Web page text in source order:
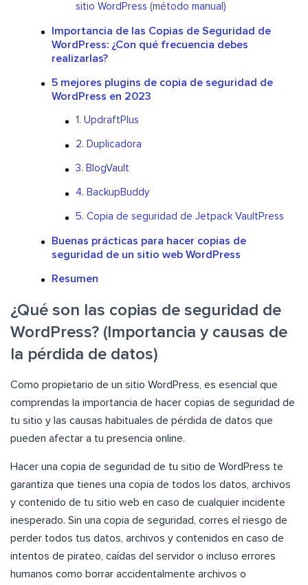
sitio WordPress (método manual)
Importancia de las Copias de Seguridad de
WordPress: ¿Con qué frecuencia debes
realizarlas?
5 mejores plugins de copia de seguridad de
WordPress en 2023
1. UpdraftPlus
2. Duplicadora
3. BlogVault
4. BackupBuddy
5. Copia de seguridad de Jetpack VaultPress
Buenas prácticas para hacer copias de
seguridad de un sitio web WordPress
Resumen
¿Qué son las copias de seguridad de
WordPress? (Importancia y causas de
la pérdida de datos)
Como propietario de un sitio WordPress, es esencial que
comprendas la importancia de hacer copias de seguridad de
tu sitio y las causas habituales de pérdida de datos que
pueden afectar a tu presencia online.
Hacer una copia de seguridad de tu sitio de WordPress te
garantiza que tienes una copia de todos los datos, archivos
y contenido de tu sitio web en caso de cualquier incidente
inesperado. Sin una copia de seguridad, corres el riesgo de
perder todos tus datos, archivos y contenidos en caso de
intentos de pirateo, caídas del servidor o incluso errores
humanos como borrar accidentalmente archivos o